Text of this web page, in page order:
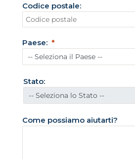
a
t
U
n
t
i
1
Codice postale:
Paese:
Stato:
Come possiamo aiutarti?